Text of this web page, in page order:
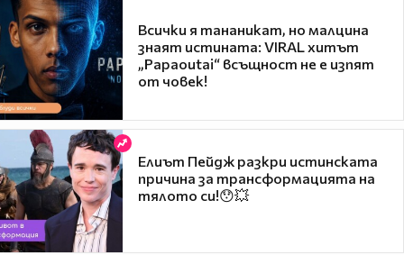
Всички я тананикат, но малцина
знаят истината: VIRAL хитът
„Papaoutai“ всъщност не е изпят
от човек!
Елиът Пейдж разкри истинската
причина за трансформацията на
тялото си!😯💥